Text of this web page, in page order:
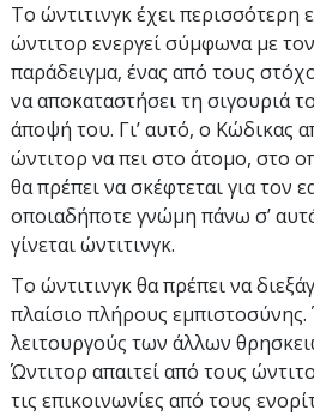
Το ώντιτινγκ έχει περισσότερη
ώντιτορ ενεργεί σύμφωνα με
παράδειγμα, ένας από τους
να αποκαταστήσει τη σιγουριά
άποψή του. Γι’ αυτό, ο Κώδικας
ώντιτορ να πει στο άτομο, στο
θα πρέπει να σκέφτεται για τον
οποιαδήποτε γνώμη πάνω σ’
γίνεται ώντιτινγκ.
Το ώντιτινγκ θα πρέπει να
πλαίσιο πλήρους εμπιστοσύνης.
λειτουργούς των άλλων
Ώντιτορ απαιτεί από τους
τις επικοινωνίες από τους